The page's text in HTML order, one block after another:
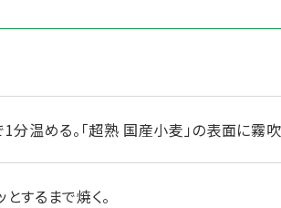
分温める。「超熟 国産小麦」の表面に霧
するまで焼く。